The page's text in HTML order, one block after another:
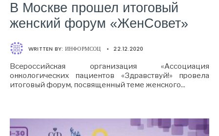
В Москве прошел итоговый
женский форум «ЖенСовет»
WRITTEN BY: ИНФОРМСОЦ • 22.12.2020
Всероссийская организация «Ассоциация
онкологических пациентов «Здравствуй!» провела
итоговый форум, посвященный теме женского...